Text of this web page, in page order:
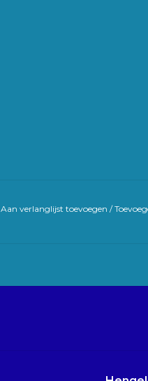
Aan verlanglijst toevoegen /